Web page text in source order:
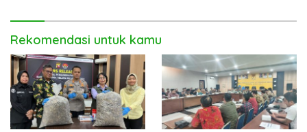
Rekomendasi untuk kamu